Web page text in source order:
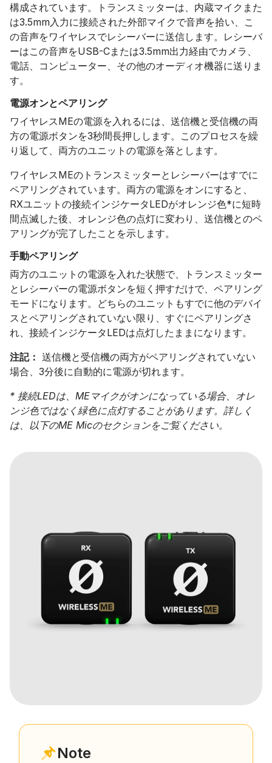
構成されています。トランスミッターは、内蔵マイクまた
は3.5mm入力に接続された外部マイクで音声を拾い、こ
の音声をワイヤレスでレシーバーに送信します。レシーバ
ーはこの音声をUSB-Cまたは3.5mm出力経由でカメラ、
電話、コンピューター、その他のオーディオ機器に送りま
す。
電源オンとペアリング
ワイヤレスMEの電源を入れるには、送信機と受信機の両
方の電源ボタンを3秒間長押しします。このプロセスを繰
り返して、両方のユニットの電源を落とします。
ワイヤレスMEのトランスミッターとレシーバーはすでに
ペアリングされています。両方の電源をオンにすると、
RXユニットの接続インジケータLEDがオレンジ色*に短時
間点滅した後、オレンジ色の点灯に変わり、送信機とのペ
アリングが完了したことを示します。
手動ペアリング
両方のユニットの電源を入れた状態で、トランスミッター
とレシーバーの電源ボタンを短く押すだけで、ペアリング
モードになります。どちらのユニットもすでに他のデバイ
スとペアリングされていない限り、すぐにペアリングさ
れ、接続インジケータLEDは点灯したままになります。
注記： 送信機と受信機の両方がペアリングされていない
場合、3分後に自動的に電源が切れます。
* 接続LEDは、MEマイクがオンになっている場合、オレ
ンジ色ではなく緑色に点灯することがあります。詳しく
は、以下のME Micのセクションをご覧ください。
Note